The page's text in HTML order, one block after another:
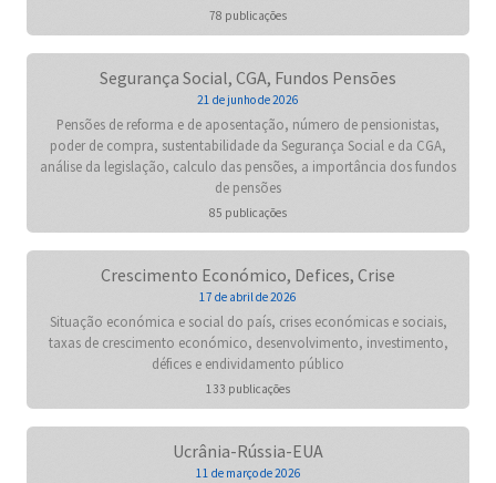
78 publicações
Segurança Social, CGA, Fundos Pensões
21 de junho de 2026
Pensões de reforma e de aposentação, número de pensionistas,
poder de compra, sustentabilidade da Segurança Social e da CGA,
análise da legislação, calculo das pensões, a importância dos fundos
de pensões
85 publicações
Crescimento Económico, Defices, Crise
17 de abril de 2026
Situação económica e social do país, crises económicas e sociais,
taxas de crescimento económico, desenvolvimento, investimento,
défices e endividamento público
133 publicações
Ucrânia-Rússia-EUA
11 de março de 2026